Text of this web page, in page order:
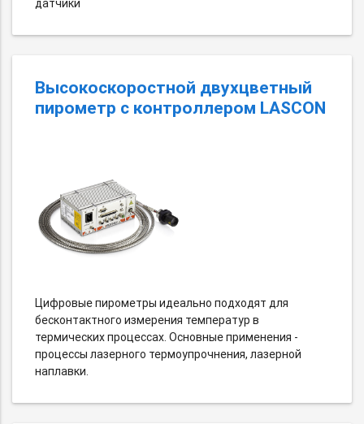
датчики
Высокоскоростной двухцветный
пирометр с контроллером LASCON
Цифровые пирометры идеально подходят для
бесконтактного измерения температур в
термических процессах. Основные применения -
процессы лазерного термоупрочнения, лазерной
наплавки.